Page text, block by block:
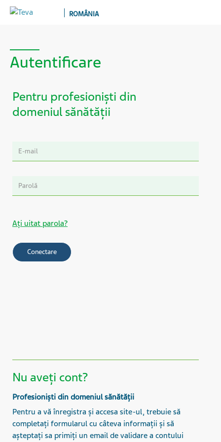
ROMÂNIA
Autentificare
Aţi uitat parola?
Nu aveți cont?
Profesioniști din domeniul sănătății
Pentru a vă înregistra și accesa site-ul, trebuie să
completați formularul cu câteva informații și să
așteptați sa primiți un email de validare a contului